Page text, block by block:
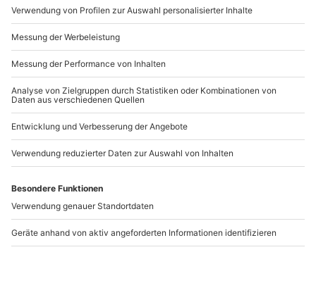
Artikelnummer:19322
Andere Produkte entdecken
Veganer Kochkurs
Darmstadt
Darmstadt
-15% CLUB DEAL
Darmstadt